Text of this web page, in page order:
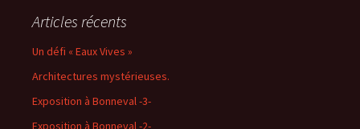
Articles récents
Un défi « Eaux Vives »
Architectures mystérieuses.
Exposition à Bonneval -3-
Exposition à Bonneval -2-